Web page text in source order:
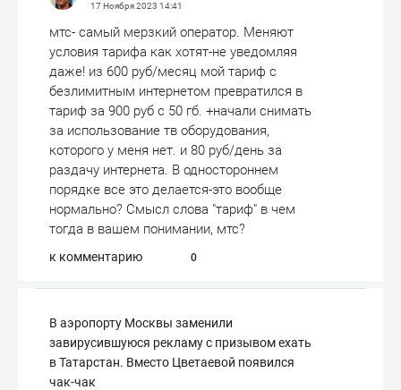
17 Ноября 2023 14:41
мтс- самый мерзкий оператор. Меняют
условия тарифа как хотят-не уведомляя
даже! из 600 руб/месяц мой тариф с
безлимитным интернетом превратился в
тариф за 900 руб с 50 гб. +начали снимать
за использование тв оборудования,
которого у меня нет. и 80 руб/день за
раздачу интернета. В одностороннем
порядке все это делается-это вообще
нормально? Смысл слова "тариф" в чем
тогда в вашем понимании, мтс?
к комментарию 0
В аэропорту Москвы заменили
завирусившуюся рекламу с призывом ехать
в Татарстан. Вместо Цветаевой появился
чак-чак